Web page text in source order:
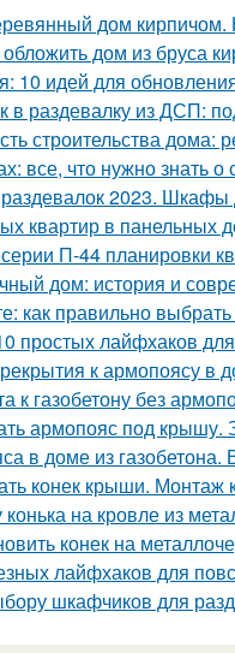
дом
обложить дом из бруса
10 идей для
в раздевалку из ДСП:
строительства
все, что нужно знать
2023. Шкафы
квартир в панельных
П-44 планировки
дом: история и
как правильно
простых лайфхаков
к армопоясу в
к газобетону без
армопояс под
в доме из
конек крыши. Монтаж
конька на кровле из
конек на
лайфхаков для
шкафчиков для